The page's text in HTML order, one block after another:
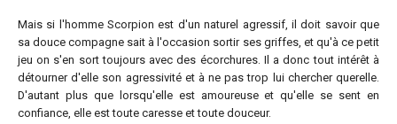
Mais si l'homme Scorpion est d'un naturel agressif, il doit savoir que
sa douce compagne sait à l'occasion sortir ses griffes, et qu'à ce petit
jeu on s'en sort toujours avec des écorchures. Il a donc tout intérêt à
détourner d'elle son agressivité et à ne pas trop lui chercher querelle.
D'autant plus que lorsqu'elle est amoureuse et qu'elle se sent en
confiance, elle est toute caresse et toute douceur.